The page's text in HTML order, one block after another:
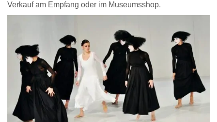
Verkauf am Empfang oder im Museumsshop.